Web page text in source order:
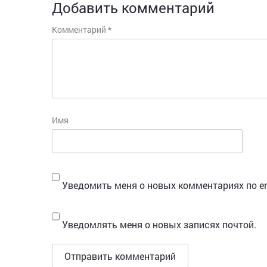
Добавить комментарий
Комментарий *
Имя
Уведомить меня о новых комментариях по
Уведомлять меня о новых записях почтой.